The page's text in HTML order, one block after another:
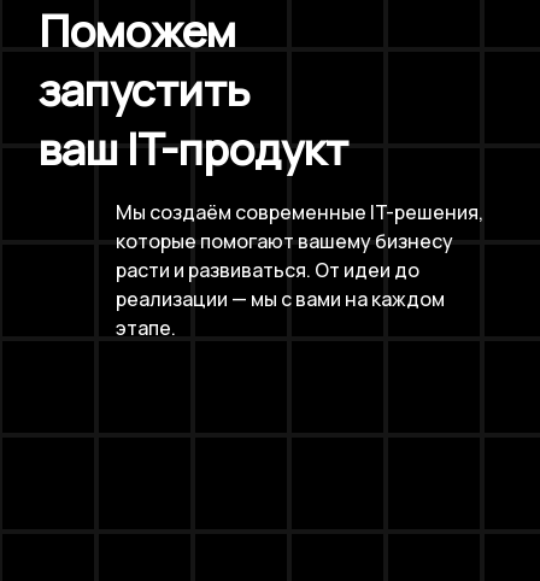
Поможем
запустить
ваш IT-продукт
Мы создаём современные IT-решения,
которые помогают вашему бизнесу
расти и развиваться. От идеи до
реализации — мы с вами на каждом
этапе.